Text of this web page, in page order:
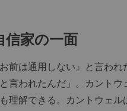
信家の一面
前は通用しない』と言わ
言われたんだ」。カント
理解できる。カントウェル